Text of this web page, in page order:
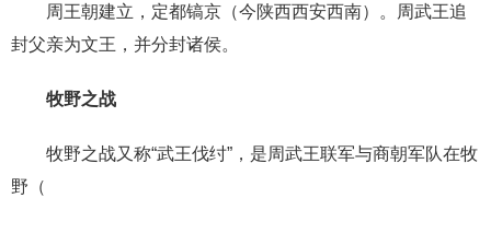
周王朝建立，定都镐京（今陕西西安西南）。周武王追
封父亲为文王，并分封诸侯。
牧野之战
牧野之战又称“武王伐纣”，是周武王联军与商朝军队在牧
野（